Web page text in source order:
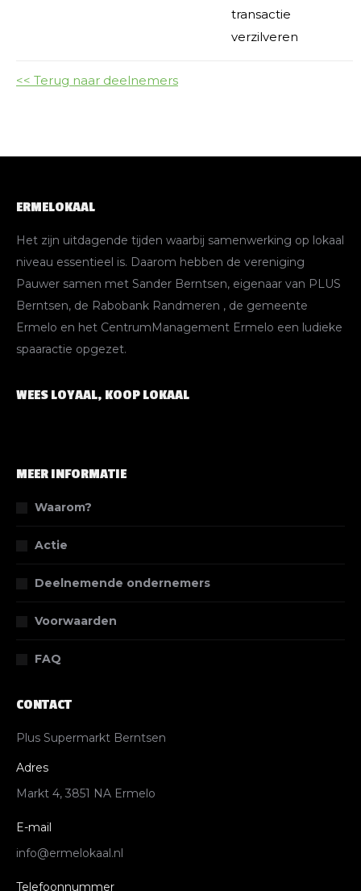
transactie
verzilveren
<< Terug naar deelnemers
ERMELOKAAL
Het zijn uitdagende tijden waarbij samenwerking op lokaal
niveau essentieel is. Daarom hebben de vereniging
Pauwer samen met Sander Berntsen, eigenaar van PLUS
Berntsen, de Rabobank Randmeren , de gemeente
Ermelo en het CentrumManagement Ermelo een ludieke
spaaractie opgezet.
WEES LOYAAL, KOOP LOKAAL
MEER INFORMATIE
Waarom?
Actie
Deelnemende ondernemers
Voorwaarden
FAQ
CONTACT
Plus Supermarkt Berntsen
Adres
Markt 4, 3851 NA Ermelo
E-mail
info@ermelokaal.nl
Telefoonnummer